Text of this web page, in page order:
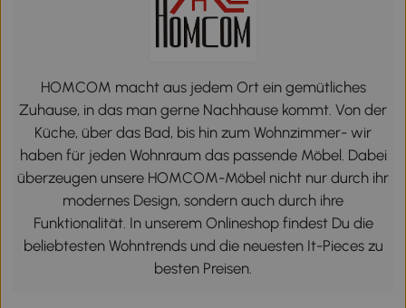
HOMCOM macht aus jedem Ort ein gemütliches
Zuhause, in das man gerne Nachhause kommt. Von der
Küche, über das Bad, bis hin zum Wohnzimmer- wir
haben für jeden Wohnraum das passende Möbel. Dabei
überzeugen unsere HOMCOM-Möbel nicht nur durch ihr
modernes Design, sondern auch durch ihre
Funktionalität. In unserem Onlineshop findest Du die
beliebtesten Wohntrends und die neuesten It-Pieces zu
besten Preisen.